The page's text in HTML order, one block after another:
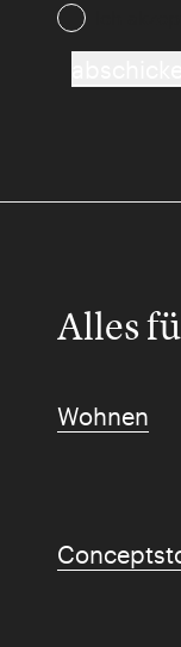
Alles
Wohnen